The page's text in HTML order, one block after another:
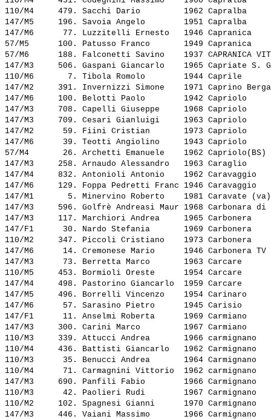
110/M4     479. Sacchi Dario
1962 Capralba
147/M5     196. Savoia Angelo
1951 Capralba
147/M6      77. Luzzitelli Ernesto
1946 Capranica
57/M5      100. Patusso Franco
1949 Capranica
57/M6      188. Falconetti Savino
1937
147/M3     506. Gaspani Giancarlo
1965 Capriate
110/M6       7. Tibola Romolo
1944 Caprile
147/M2     391. Invernizzi Simone
1971 Caprino
147/M6     100. Belotti Paolo
1942 Capriolo
147/M3     708. Capelli Giuseppe
1968 Capriolo
147/M3     709. Cesari Gianluigi
1963 Capriolo
147/M2      59. Fiini Cristian
1973 Capriolo
147/M6      39. Teotti Angiolino
1943 Capriolo
57/M4       26. Archetti Emanuele
1962
147/M3     258. Arnaudo Alessandro
1963 Caraglio
147/M4     832. Antonioli Antonio
1962
147/M6     129. Foppa Pedretti Franc 1946
147/M1       5. Minervino Roberto
1981 Caravate
147/M3     596. Golfrè Andreasi Maur 1968 Carbonara
147/M3     117. Marchiori Andrea
1965
147/F1      30. Nardo Stefania
1969
110/M2     347. Piccoli Cristiano
1973
147/M6      14. Cremonese Mario
1946
147/M3      73. Berretta Marco
1963 Carcare
110/M5     453. Bormioli Oreste
1954 Carcare
147/M4     498. Pastorino Giancarlo
1959 Carcare
147/M5     496. Borrelli Vincenzo
1954 Carinaro
147/M6      57. Sarasino Pietro
1945 Carisio
147/F1      11. Anselmi Roberta
1969 Carmiano
147/M3     300. Carini Marco
1967 Carmiano
110/M3     339. Attucci Andrea
1966
110/M4     436. Battisti Giancarlo
1962
110/M3      35. Benucci Andrea
1964
110/M4      71. Carmagnini Vittorio
1962
147/M3     690. Panfili Fabio
1966
110/M3      42. Paolieri Rudi
1967
110/M2     102. Spagnesi Gianni
1970
147/M3     446. Vaiani Massimo 1966